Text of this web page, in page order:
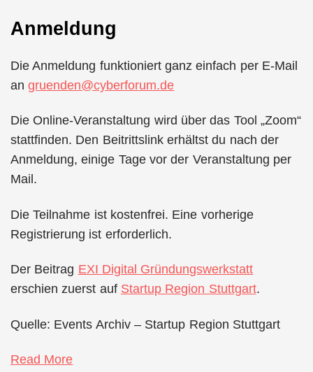
Anmeldung
Die Anmeldung funktioniert ganz einfach per E-Mail
angruenden@cyberforum.de
Die Online-Veranstaltung wird über das Tool „Zoom“
stattfinden. Den Beitrittslink erhältst du nach der
Anmeldung, einige Tage vor der Veranstaltung per
Mail.
Die Teilnahme ist kostenfrei. Eine vorherige
Registrierung ist erforderlich.
Der Beitrag EXI Digital Gründungswerkstatt
erschien zuerst auf Startup Region Stuttgart.
Quelle: Events Archiv – Startup Region Stuttgart
Read More